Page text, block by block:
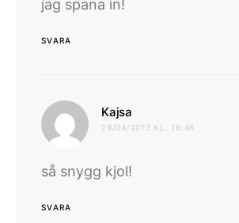
jag spana in!
SVARA
Kajsa
29/04/2013 KL. 16:46
så snygg kjol!
SVARA